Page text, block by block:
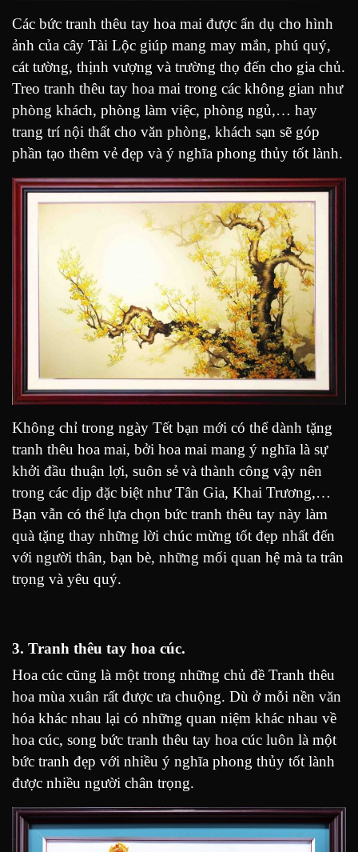
Các bức tranh thêu tay hoa mai được ẩn dụ cho hình
ảnh của cây Tài Lộc giúp mang may mắn, phú quý,
cát tường, thịnh vượng và trường thọ đến cho gia chủ.
Treo tranh thêu tay hoa mai trong các không gian như
phòng khách, phòng làm việc, phòng ngủ,… hay
trang trí nội thất cho văn phòng, khách sạn sẽ góp
phần tạo thêm vẻ đẹp và ý nghĩa phong thủy tốt lành.
Không chỉ trong ngày Tết bạn mới có thể dành tặng
tranh thêu hoa mai, bởi hoa mai mang ý nghĩa là sự
khởi đầu thuận lợi, suôn sẻ và thành công vậy nên
trong các dịp đặc biệt như Tân Gia, Khai Trương,…
Bạn vẫn có thể lựa chọn bức tranh thêu tay này làm
quà tặng thay những lời chúc mừng tốt đẹp nhất đến
với người thân, bạn bè, những mối quan hệ mà ta trân
trọng và yêu quý.
3. Tranh thêu tay hoa cúc.
Hoa cúc cũng là một trong những chủ đề Tranh thêu
hoa mùa xuân rất được ưa chuộng. Dù ở mỗi nền văn
hóa khác nhau lại có những quan niệm khác nhau về
hoa cúc, song bức tranh thêu tay hoa cúc luôn là một
bức tranh đẹp với nhiều ý nghĩa phong thủy tốt lành
được nhiều người chân trọng.